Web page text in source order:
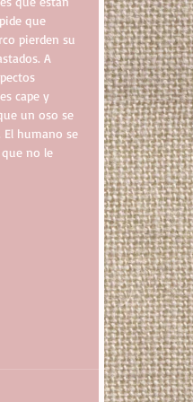
que
pierden su
A
cape y
un oso se
El humano se
no le